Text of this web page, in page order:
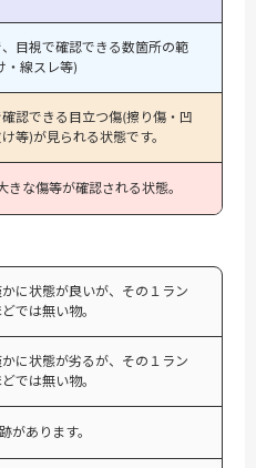
目視で確認できる数箇所の範
・線スレ等)
認できる目立つ傷(擦り傷・凹
等)が見られる状態です。
きな傷等が確認される状態。
に状態が良いが、その１ラン
では無い物。
に状態が劣るが、その１ラン
では無い物。
があります。